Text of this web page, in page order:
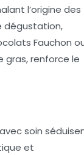
l’origine des
dégustation,
Fauchon
gras, renforce le
soin
et